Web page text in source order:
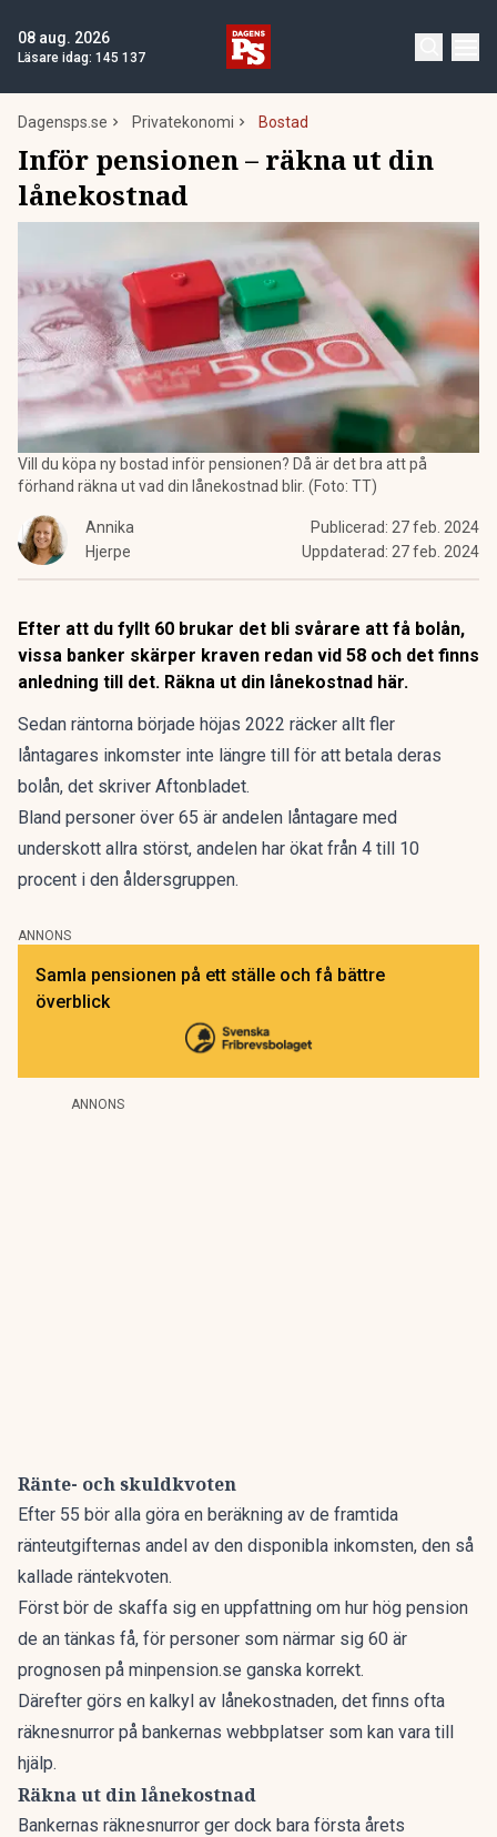
08 aug. 2026
Läsare idag: 145 137
Dagensps.se Privatekonomi Bostad
Inför pensionen – räkna ut din
lånekostnad
Vill du köpa ny bostad inför pensionen? Då är det bra att på
förhand räkna ut vad din lånekostnad blir. (Foto: TT)
Annika
Hjerpe
Publicerad: 27 feb. 2024
Uppdaterad: 27 feb. 2024
Efter att du fyllt 60 brukar det bli svårare att få bolån,
vissa banker skärper kraven redan vid 58 och det finns
anledning till det. Räkna ut din lånekostnad här.
Sedan räntorna började höjas 2022 räcker allt fler
låntagares inkomster inte längre till för att betala deras
bolån, det skriver Aftonbladet.
Bland personer över 65 är andelen låntagare med
underskott allra störst, andelen har ökat från 4 till 10
procent i den åldersgruppen.
ANNONS
Samla pensionen på ett ställe och få bättre
överblick
ANNONS
Ränte- och skuldkvoten
Efter 55 bör alla göra en beräkning av de framtida
ränteutgifternas andel av den disponibla inkomsten, den så
kallade räntekvoten.
Först bör de skaffa sig en uppfattning om hur hög pension
de an tänkas få, för personer som närmar sig 60 är
prognosen på minpension.se ganska korrekt.
Därefter görs en kalkyl av lånekostnaden, det finns ofta
räknesnurror på bankernas webbplatser som kan vara till
hjälp.
Räkna ut din lånekostnad
Bankernas räknesnurror ger dock bara första årets